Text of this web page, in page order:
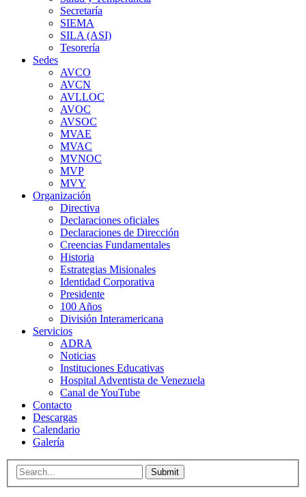
Secretaría
SIEMA
SILA (ASI)
Tesorería
Sedes
AVCO
AVCN
AVLLOC
AVOC
AVSOC
MVAE
MVAC
MVNOC
MVP
MVY
Organización
Directiva
Declaraciones oficiales
Declaraciones de Dirección
Creencias Fundamentales
Historia
Estrategias Misionales
Identidad Corporativa
Presidente
100 Años
División Interamericana
Servicios
ADRA
Noticias
Instituciones Educativas
Hospital Adventista de Venezuela
Canal de YouTube
Contacto
Descargas
Calendario
Galería
Submit